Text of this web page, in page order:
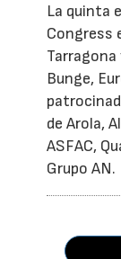
La quinta
Congress
Bunge,
de Arola,
ASFAC,
Grupo AN.